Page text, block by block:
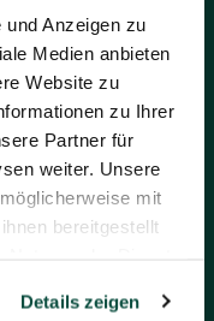
Anzeigen zu
Medien anbieten
Website zu
zu Ihrer
Partner für
weiter. Unsere
mit
bereitgestellt
Details zeigen